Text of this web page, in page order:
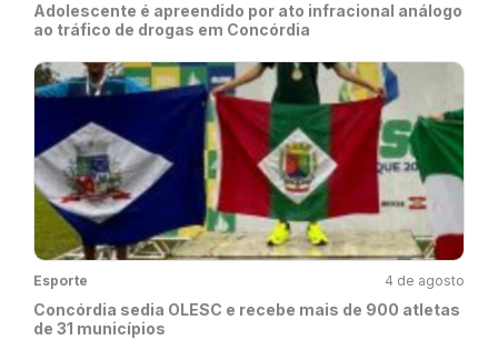
Adolescente é apreendido por ato infracional análogo
ao tráfico de drogas em Concórdia
Esporte 4 de agosto
Concórdia sedia OLESC e recebe mais de 900 atletas
de 31 municípios